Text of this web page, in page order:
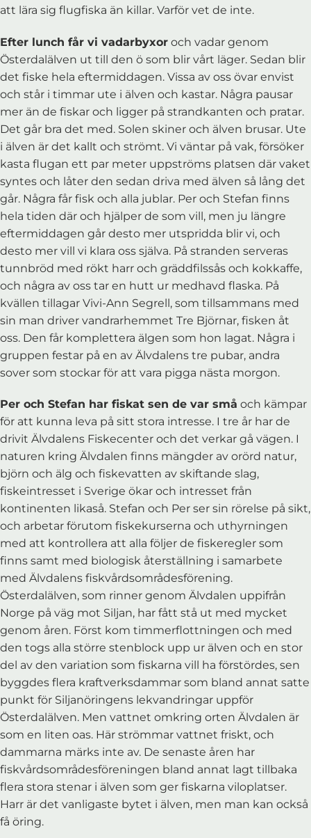
att lära sig flugfiska än killar. Varför vet de inte.
Efter lunch får vi vadarbyxor och vadar genom
Österdalälven ut till den ö som blir vårt läger. Sedan blir
det fiske hela eftermiddagen. Vissa av oss övar envist
och står i timmar ute i älven och kastar. Några pausar
mer än de fiskar och ligger på strandkanten och pratar.
Det går bra det med. Solen skiner och älven brusar. Ute
i älven är det kallt och strömt. Vi väntar på vak, försöker
kasta flugan ett par meter uppströms platsen där vaket
syntes och låter den sedan driva med älven så lång det
går. Några får fisk och alla jublar. Per och Stefan finns
hela tiden där och hjälper de som vill, men ju längre
eftermiddagen går desto mer utspridda blir vi, och
desto mer vill vi klara oss själva. På stranden serveras
tunnbröd med rökt harr och gräddfilssås och kokkaffe,
och några av oss tar en hutt ur medhavd flaska. På
kvällen tillagar Vivi-Ann Segrell, som tillsammans med
sin man driver vandrarhemmet Tre Björnar, fisken åt
oss. Den får komplettera älgen som hon lagat. Några i
gruppen festar på en av Älvdalens tre pubar, andra
sover som stockar för att vara pigga nästa morgon.
Per och Stefan har fiskat sen de var små och kämpar
för att kunna leva på sitt stora intresse. I tre år har de
drivit Älvdalens Fiskecenter och det verkar gå vägen. I
naturen kring Älvdalen finns mängder av orörd natur,
björn och älg och fiskevatten av skiftande slag,
fiskeintresset i Sverige ökar och intresset från
kontinenten likaså. Stefan och Per ser sin rörelse på sikt,
och arbetar förutom fiskekurserna och uthyrningen
med att kontrollera att alla följer de fiskeregler som
finns samt med biologisk återställning i samarbete
med Älvdalens fiskvårdsområdesförening.
Österdalälven, som rinner genom Älvdalen uppifrån
Norge på väg mot Siljan, har fått stå ut med mycket
genom åren. Först kom timmerflottningen och med
den togs alla större stenblock upp ur älven och en stor
del av den variation som fiskarna vill ha förstördes, sen
byggdes flera kraftverksdammar som bland annat satte
punkt för Siljanöringens lekvandringar uppför
Österdalälven. Men vattnet omkring orten Älvdalen är
som en liten oas. Här strömmar vattnet friskt, och
dammarna märks inte av. De senaste åren har
fiskvårdsområdesföreningen bland annat lagt tillbaka
flera stora stenar i älven som ger fiskarna viloplatser.
Harr är det vanligaste bytet i älven, men man kan också
få öring.